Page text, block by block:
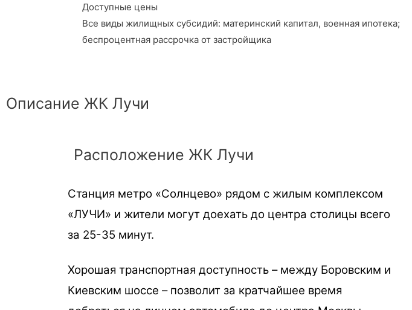
Доступные цены
Все виды жилищных субсидий: материнский капитал, военная ипотека;
беспроцентная рассрочка от застройщика
Описание ЖК Лучи
Расположение ЖК Лучи
Станция метро «Солнцево» рядом с жилым комплексом
«ЛУЧИ» и жители могут доехать до центра столицы всего
за 25-35 минут.
Хорошая транспортная доступность – между Боровским и
Киевским шоссе – позволит за кратчайшее время